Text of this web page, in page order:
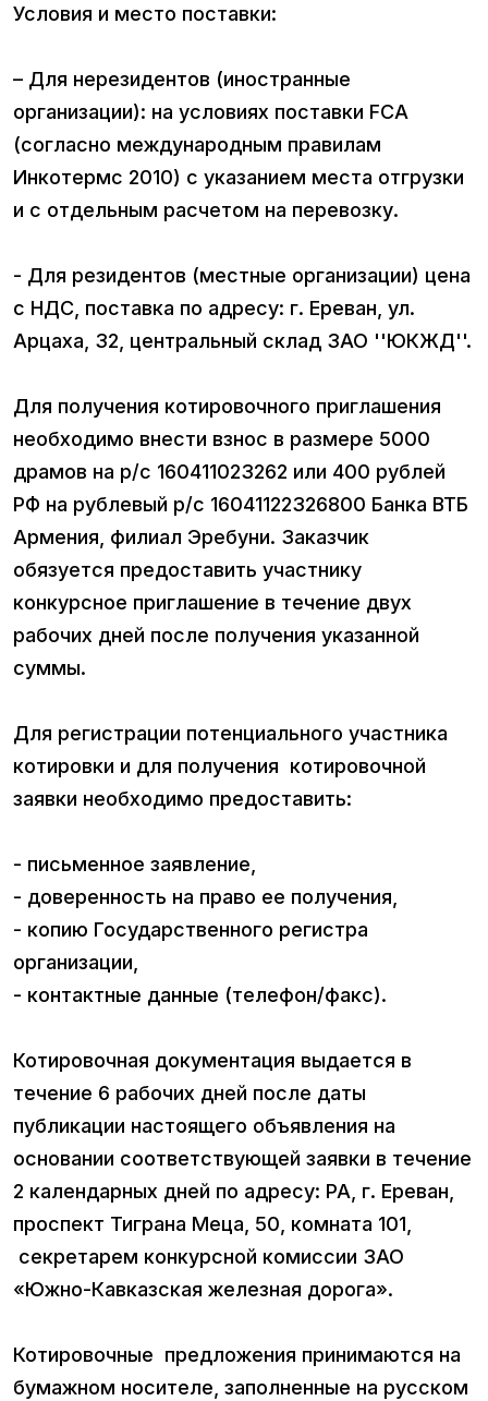
Условия и место поставки:
– Для нерезидентов (иностранные
организации): на условиях поставки FCA
(согласно международным правилам
Инкотермс 2010) с указанием места отгрузки
и с отдельным расчетом на перевозку.
- Для резидентов (местные организации) цена
с НДС, поставка по адресу: г. Ереван, ул.
Арцаха, 32, центральный склад ЗАО ''ЮКЖД''.
Для получения котировочного приглашения
необходимо внести взнос в размере 5000
драмов на р/с 160411023262 или 400 рублей
РФ на рублевый р/с 16041122326800 Банка ВТБ
Армения, филиал Эребуни. Заказчик
обязуется предоставить участнику
конкурсное приглашение в течение двух
рабочих дней после получения указанной
суммы.
Для регистрации потенциального участника
котировки и для получения котировочной
заявки необходимо предоставить:
- письменное заявление,
- доверенность на право ее получения,
- копию Государственного регистра
организации,
- контактные данные (телефон/факс).
Котировочная документация выдается в
течение 6 рабочих дней после даты
публикации настоящего объявления на
основании соответствующей заявки в течение
2 календарных дней по адресу: РА, г. Ереван,
проспект Тиграна Меца, 50, комната 101,
секретарем конкурсной комиссии ЗАО
«Южно-Кавказская железная дорога».
Котировочные предложения принимаются на
бумажном носителе, заполненные на русском